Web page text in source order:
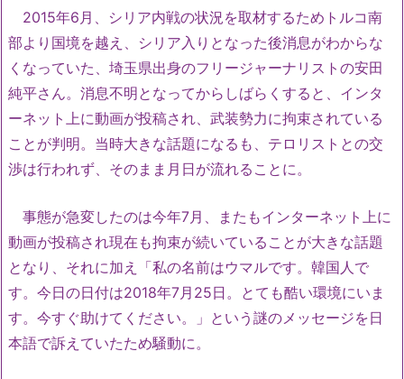
2015年6月、シリア内戦の状況を取材するためトルコ南
部より国境を越え、シリア入りとなった後消息がわからな
くなっていた、埼玉県出身のフリージャーナリストの安田
純平さん。消息不明となってからしばらくすると、インタ
ーネット上に動画が投稿され、武装勢力に拘束されている
ことが判明。当時大きな話題になるも、テロリストとの交
渉は行われず、そのまま月日が流れることに。
事態が急変したのは今年7月、またもインターネット上に
動画が投稿され現在も拘束が続いていることが大きな話題
となり、それに加え「私の名前はウマルです。韓国人で
す。今日の日付は2018年7月25日。とても酷い環境にいま
す。今すぐ助けてください。」という謎のメッセージを日
本語で訴えていたため騒動に。